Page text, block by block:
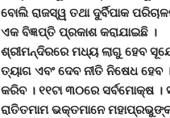
ବୋଲି ରାଜସ୍ୱ ତଥା ଦୁର୍ବିପାକ
ଏକ ବିଜ୍ଞପ୍ତି ପ୍ରକାଶ କରାଯାଇଛି ।
ଶ୍ରୀମନ୍ଦିରରେ ମଧ୍ୟ ଲାଗୁ ହେବ
ତ୍ୟାଗ ଏବଂ ଦେବ ନୀତି ନିଷେଧ ହେବ
କରିବ । ୧୧ଟା ୩୦ରେ ସର୍ବମୋକ୍ଷ
ରାତିତମାମ ଭକ୍ତମାନେ